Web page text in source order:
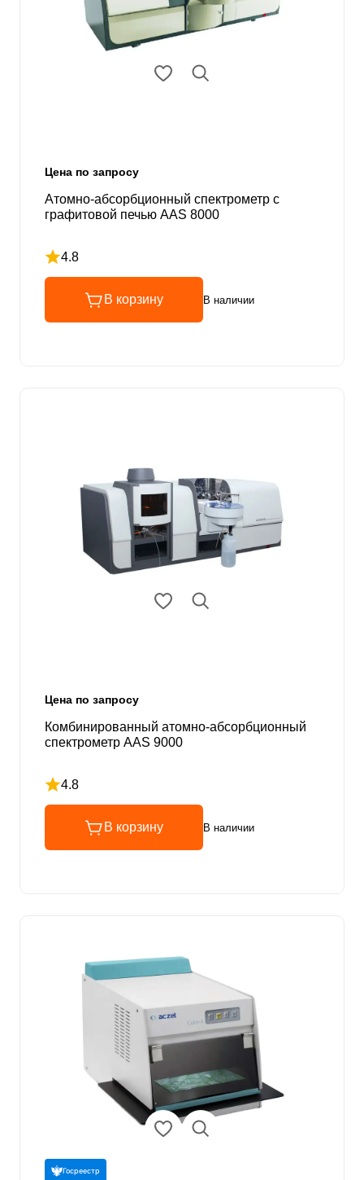
Цена по запросу
Атомно-абсорбционный спектрометр с
графитовой печью AAS 8000
4.8
Рейтинг 4.8 из 5
В корзину В наличии
Цена по запросу
Комбинированный атомно-абсорбционный
спектрометр AAS 9000
4.8
Рейтинг 4.8 из 5
В корзину В наличии
Госреестр